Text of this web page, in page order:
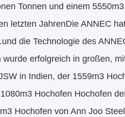
Tonnen und einem
letzten JahrenDie ANNEC
die Technologie des
wurde erfolgreich in großen,
in Indien, der 1559m3
Hochofen Hochofen
Hochofen von Ann Joo